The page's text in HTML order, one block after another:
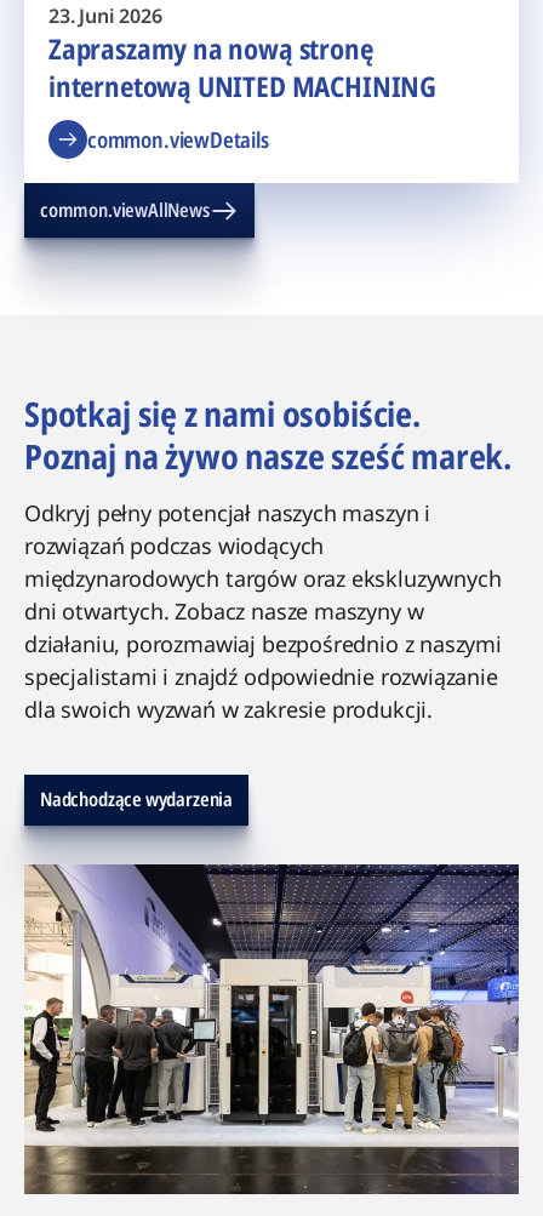
23. Juni 2026
Zapraszamy na nową stronę
internetową UNITED MACHINING
common.viewDetails
common.viewAllNews
Spotkaj się z nami osobiście.
Poznaj na żywo nasze sześć marek.
Odkryj pełny potencjał naszych maszyn i
rozwiązań podczas wiodących
międzynarodowych targów oraz ekskluzywnych
dni otwartych. Zobacz nasze maszyny w
działaniu, porozmawiaj bezpośrednio z naszymi
specjalistami i znajdź odpowiednie rozwiązanie
dla swoich wyzwań w zakresie produkcji.
Nadchodzące wydarzenia